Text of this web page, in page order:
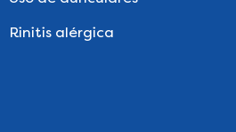
Rinitis alérgica